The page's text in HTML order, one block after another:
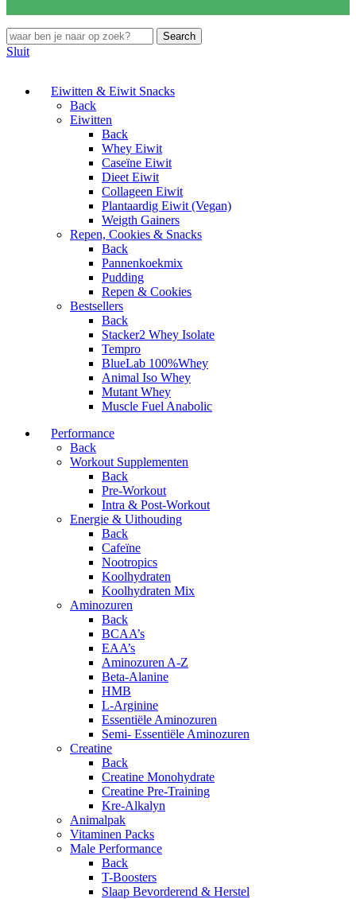
Search
Sluit
Eiwitten & Eiwit Snacks
Back
Eiwitten
Back
Whey Eiwit
Caseïne Eiwit
Dieet Eiwit
Collageen Eiwit
Plantaardig Eiwit (Vegan)
Weigth Gainers
Repen, Cookies & Snacks
Back
Pannenkoekmix
Pudding
Repen & Cookies
Bestsellers
Back
Stacker2 Whey Isolate
Tempro
BlueLab 100%Whey
Animal Iso Whey
Mutant Whey
Muscle Fuel Anabolic
Performance
Back
Workout Supplementen
Back
Pre-Workout
Intra & Post-Workout
Energie & Uithouding
Back
Cafeïne
Nootropics
Koolhydraten
Koolhydraten Mix
Aminozuren
Back
BCAA’s
EAA’s
Aminozuren A-Z
Beta-Alanine
HMB
L-Arginine
Essentiële Aminozuren
Semi- Essentiële Aminozuren
Creatine
Back
Creatine Monohydrate
Creatine Pre-Training
Kre-Alkalyn
Animalpak
Vitaminen Packs
Male Performance
Back
T-Boosters
Slaap Bevorderend & Herstel